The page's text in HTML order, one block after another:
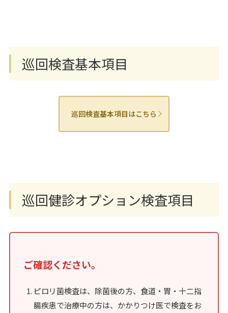
巡回検査基本項目
巡回検査基本項目はこちら
巡回健診オプション検査項目
ご確認ください。
ピロリ菌検査は、除菌後の方、食道・胃・十二指
腸疾患で治療中の方は、かかりつけ医で検査をお